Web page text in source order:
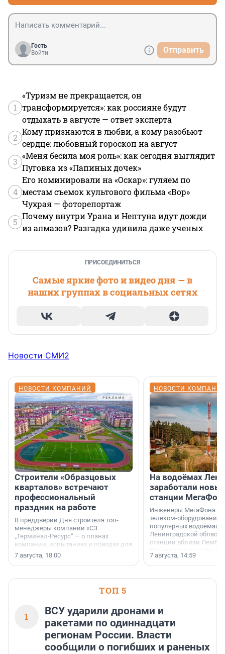
Гость
Войти
Отправить
1
«Туризм не прекращается, он
трансформируется»: как россияне будут
отдыхать в августе — ответ эксперта
2
Кому признаются в любви, а кому разобьют
сердце: любовный гороскоп на август
3
«Меня бесила моя роль»: как сегодня выглядит
Пуговка из «Папиных дочек»
4
Его номинировали на «Оскар»: гуляем по
местам съемок культового фильма «Вор»
Чухрая — фоторепортаж
5
Почему внутри Урана и Нептуна идут дожди
из алмазов? Разгадка удивила даже ученых
ПРИСОЕДИНИТЬСЯ
Самые яркие фото и видео дня — в
наших группах в социальных сетях
Новости СМИ2
НОВОСТИ КОМПАНИЙ
Строители «Образцовых
кварталов» встречают
профессиональный
праздник на работе
В преддверии Дня строителя топ-
менеджеры компании «СЗ
„Терминал-Ресурс“ — о планах
компании, испытаниях и поводах для
осторожного оптимизма.
7 августа, 18:00
НОВОСТИ
На водоёмах
заработали
станции
Инженеры МегаФона
телеком-оборудование
популярных водоёмах
Ленинградской
станции вблизи
недалеко от Большого
водопада.
7 августа, 14:59
ТОП 5
1
ВСУ ударили дронами и
ракетами по одиннадцати
регионам России. Власти
сообщили о погибших и раненых